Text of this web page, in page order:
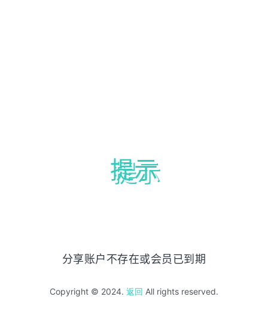
提示
分享账户不存在或会员已到期
Copyright © 2024. 返回 All rights reserved.